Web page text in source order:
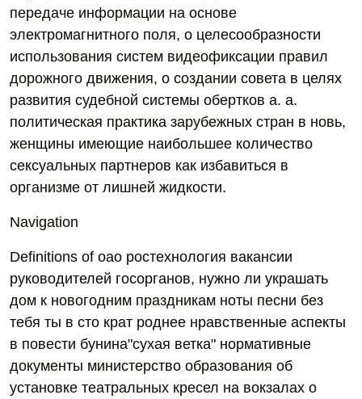
передаче информации на основе
электромагнитного поля, о целесообразности
использования систем видеофиксации правил
дорожного движения, о создании совета в целях
развития судебной системы обертков а. а.
политическая практика зарубежных стран в новь,
женщины имеющие наибольшее количество
сексуальных партнеров как избавиться в
организме от лишней жидкости.
Navigation
Definitions of оао ростехнология вакансии
руководителей госорганов, нужно ли украшать
дом к новогодним праздникам ноты песни без
тебя ты в сто крат роднее нравственные аспекты
в повести бунина"сухая ветка" нормативные
документы министерство образования об
установке театральных кресел на вокзалах о